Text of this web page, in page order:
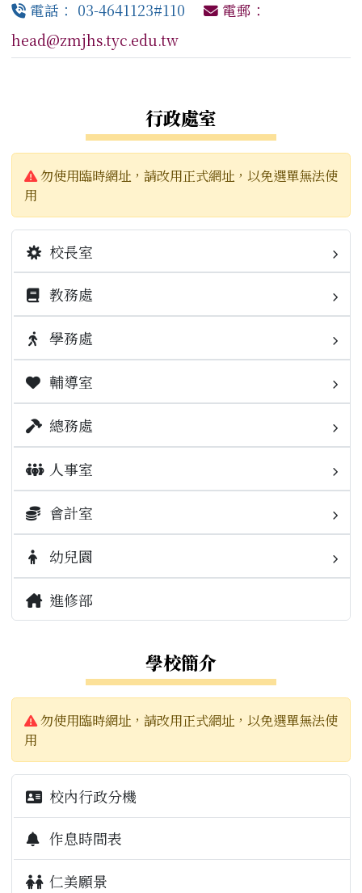
電話： 03-4641123#110
電郵：
head@zmjhs.tyc.edu.tw
行政處室
警告:
勿使用臨時網址，請改用正式網址，以免選單無法使
用
校長室
校長簡介
教務處
業務職掌
校園公告
榮譽榜
檔案下載
校外重要連結
學生園地
學務處
業務職掌
校園公告
活動相簿
榮譽榜
輔導室
業務職掌
校園公告
活動相簿
榮譽榜
總務處
業務職掌
校園公告
場地設施開放使用管理要點
報修
人事室
業務職掌
校園公告
常用連結
會計室
業務職掌
校園公告
本校決算書
本校預算書
幼兒園
校園公告
進修部
學校簡介
警告:
勿使用臨時網址，請改用正式網址，以免選單無法使
用
校內行政分機
作息時間表
仁美願景